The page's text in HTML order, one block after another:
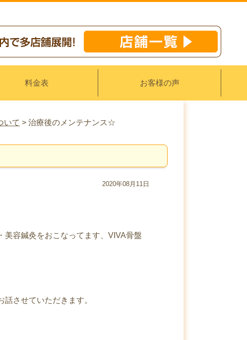
料金表 お客様の声
いて > 治療後のメンテナンス☆
2020年08月11日
美容鍼灸をおこなってます、VIVA骨盤
させていただきます。